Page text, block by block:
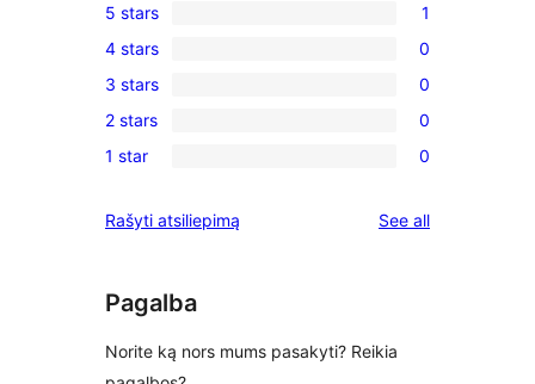
1
5-
star
review
5 stars 1
0
4-
star
reviews
4 stars 0
0
3-
star
3 stars 0
0
2-
reviews
2 stars 0
0
star
1 star 0
Rašyti atsiliepimą See allreviews
Pagalba
Norite ką nors mums pasakyti? Reikia